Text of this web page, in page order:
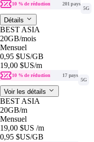
10 % de réduction
201 pays
5G
Détails
BEST ASIA
20GB/mois
Mensuel
0,95 $US/GB
19,00 $US/m
10 % de réduction
17 pays
5G
Voir les détails
BEST ASIA
20GB/m
Mensuel
19,00 $US /m
0,95 $US/GB